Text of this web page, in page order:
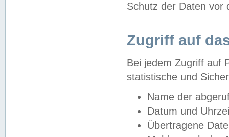
Schutz der Daten vor
Zugriff auf
Bei jedem Zugriff auf
statistische und
Name der
Datum und
Übertragene